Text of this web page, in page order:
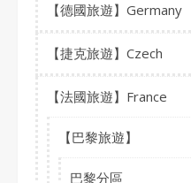
【德國旅遊】Germany
【捷克旅遊】Czech
【法國旅遊】France
【巴黎旅遊】
巴黎分區